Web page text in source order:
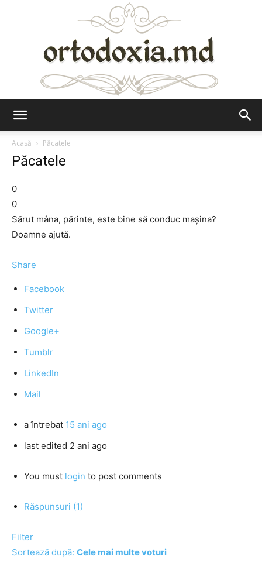
Acasă
Păcatele
Păcatele
0
0
Sărut mâna, părinte, este bine să conduc maşina?
Doamne ajută.
Share
Facebook
Twitter
Google+
Tumblr
LinkedIn
Mail
a întrebat 15 ani ago
last edited 2 ani ago
You must login to post comments
Răspunsuri (1)
Filter
Sortează după: Cele mai multe voturi